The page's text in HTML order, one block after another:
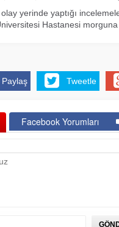
olay yerinde yaptığı
Hastanesi morguna
Tweetle
Facebook Yorumları